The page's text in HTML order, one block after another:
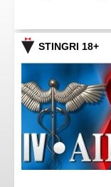
STINGRI 18+